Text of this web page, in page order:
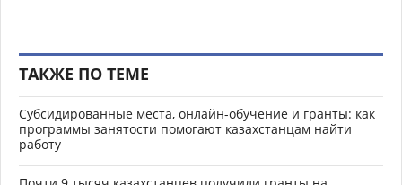
ТАКЖЕ ПО ТЕМЕ
Субсидированные места, онлайн-обучение и гранты: как
программы занятости помогают казахстанцам найти
работу